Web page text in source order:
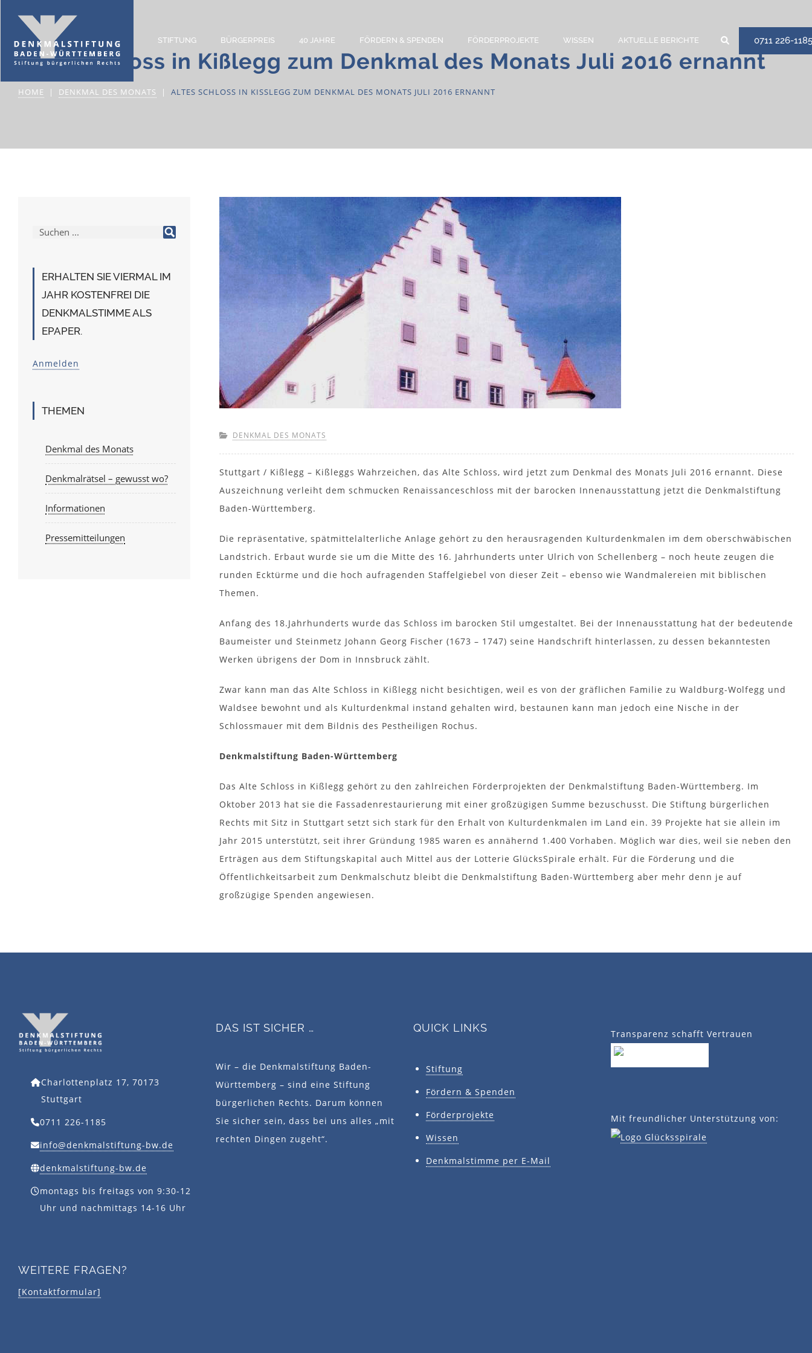
STIFTUNG BÜRGERPREIS 40 JAHRE FÖRDERN & SPENDEN FÖRDERPROJEKTE WISSEN AKTUELLE BERICHTE 0711 226-1185
Altes Schloss in Kißlegg zum Denkmal des Monats Juli 2016 ernannt
HOME DENKMAL DES MONATS ALTES SCHLOSS IN KISSLEGG ZUM DENKMAL DES MONATS JULI 2016 ERNANNT
ERHALTEN SIE VIERMAL IM
JAHR KOSTENFREI DIE
DENKMALSTIMME ALS
EPAPER.
Anmelden
THEMEN
Denkmal des Monats
Denkmalrätsel – gewusst wo?
Informationen
Pressemitteilungen
DENKMAL DES MONATS
Stuttgart / Kißlegg – Kißleggs Wahrzeichen, das Alte Schloss, wird jetzt zum Denkmal des Monats Juli 2016 ernannt. Diese
Auszeichnung verleiht dem schmucken Renaissanceschloss mit der barocken Innenausstattung jetzt die Denkmalstiftung
Baden-Württemberg.
Die repräsentative, spätmittelalterliche Anlage gehört zu den herausragenden Kulturdenkmalen im dem oberschwäbischen
Landstrich. Erbaut wurde sie um die Mitte des 16. Jahrhunderts unter Ulrich von Schellenberg – noch heute zeugen die
runden Ecktürme und die hoch aufragenden Staffelgiebel von dieser Zeit – ebenso wie Wandmalereien mit biblischen
Themen.
Anfang des 18.Jahrhunderts wurde das Schloss im barocken Stil umgestaltet. Bei der Innenausstattung hat der bedeutende
Baumeister und Steinmetz Johann Georg Fischer (1673 – 1747) seine Handschrift hinterlassen, zu dessen bekanntesten
Werken übrigens der Dom in Innsbruck zählt.
Zwar kann man das Alte Schloss in Kißlegg nicht besichtigen, weil es von der gräflichen Familie zu Waldburg-Wolfegg und
Waldsee bewohnt und als Kulturdenkmal instand gehalten wird, bestaunen kann man jedoch eine Nische in der
Schlossmauer mit dem Bildnis des Pestheiligen Rochus.
Denkmalstiftung Baden-Württemberg
Das Alte Schloss in Kißlegg gehört zu den zahlreichen Förderprojekten der Denkmalstiftung Baden-Württemberg. Im
Oktober 2013 hat sie die Fassadenrestaurierung mit einer großzügigen Summe bezuschusst. Die Stiftung bürgerlichen
Rechts mit Sitz in Stuttgart setzt sich stark für den Erhalt von Kulturdenkmalen im Land ein. 39 Projekte hat sie allein im
Jahr 2015 unterstützt, seit ihrer Gründung 1985 waren es annähernd 1.400 Vorhaben. Möglich war dies, weil sie neben den
Erträgen aus dem Stiftungskapital auch Mittel aus der Lotterie GlücksSpirale erhält. Für die Förderung und die
Öffentlichkeitsarbeit zum Denkmalschutz bleibt die Denkmalstiftung Baden-Württemberg aber mehr denn je auf
großzügige Spenden angewiesen.
Charlottenplatz 17, 70173
Stuttgart
0711 226-1185
info@denkmalstiftung-bw.de
denkmalstiftung-bw.de
montags bis freitags von 9:30-12
Uhr und nachmittags 14-16 Uhr
WEITERE FRAGEN?
[Kontaktformular]
DAS IST SICHER …
Wir – die Denkmalstiftung Baden-
Württemberg – sind eine Stiftung
bürgerlichen Rechts. Darum können
Sie sicher sein, dass bei uns alles „mit
rechten Dingen zugeht“.
QUICK LINKS
Stiftung
Fördern & Spenden
Förderprojekte
Wissen
Denkmalstimme per E-Mail
Transparenz schafft Vertrauen
Mit freundlicher Unterstützung von: